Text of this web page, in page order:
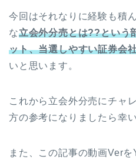
今回はそれなりに経験も積
な立会外分売とは??という
ット、当選しやすい証券会
いと思います。
これから立会外分売にチャ
方の参考になりましたら幸い
また、この記事の動画Verを